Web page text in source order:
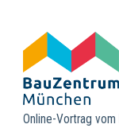
Online-Vortrag